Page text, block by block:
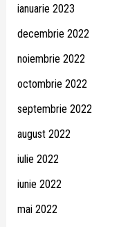
ianuarie 2023
decembrie 2022
noiembrie 2022
octombrie 2022
septembrie 2022
august 2022
iulie 2022
iunie 2022
mai 2022